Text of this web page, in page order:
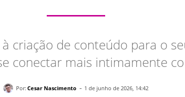
criação de conteúdo para o
conectar mais intimamente
Por: Cesar Nascimento - 1 de junho de 2026, 14:42